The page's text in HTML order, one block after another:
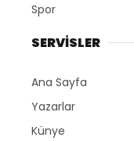
Spor
SERVİSLER
Ana Sayfa
Yazarlar
Künye